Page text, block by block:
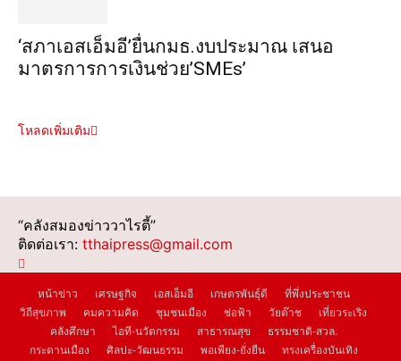
‘สภาเอสเอ็มอี’ยื่นกมธ.งบประมาณ เสนอ
มาตรการการเงินช่วย’SMEs’
โหลดเพิ่มเติม
“คลังสมองข่าววาไรตี้”
ติดต่อเรา: tthaipress@gmail.com
หน้าข่าว เศรษฐกิจ เอสเอ็มอี เกษตรพันธุ์ดี
ที่พึ่งประชาชน
วิถีสุขภาพ
คมความคิด ชุมชนเมือง ช่อฟ้า วัยต๊าช
เที่ยวระเริง
คลังศึกษา
ไอที-นวัตกรรม สาธารณสุข
ธรรมชาติ-สวล.
กระดานเมือง
ศิลปะ-วัฒนธรรม พอเพียง-ยั่งยืน ทรงเครื่องบันเทิง